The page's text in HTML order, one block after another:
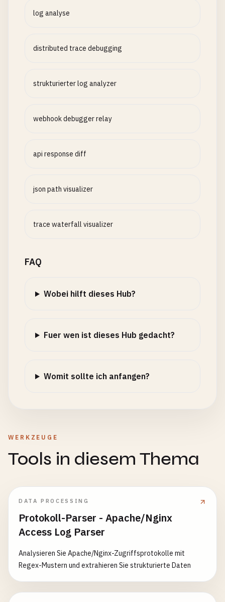
log analyse
distributed trace debugging
strukturierter log analyzer
webhook debugger relay
api response diff
json path visualizer
trace waterfall visualizer
FAQ
Wobei hilft dieses Hub?
Fuer wen ist dieses Hub gedacht?
Womit sollte ich anfangen?
WERKZEUGE
Tools in diesem Thema
DATA PROCESSING
Protokoll-Parser - Apache/Nginx
Access Log Parser
Analysieren Sie Apache/Nginx-Zugriffsprotokolle mit
Regex-Mustern und extrahieren Sie strukturierte Daten